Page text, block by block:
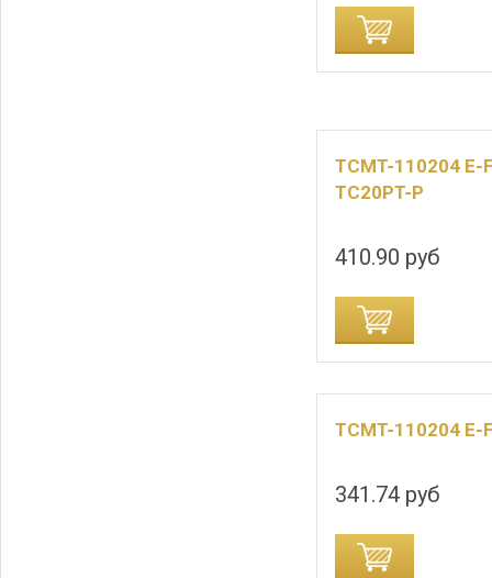
ДОБАВИТЬ
TCMT-110204 E-
TC20PT-P
410.90 руб
ДОБАВИТЬ
TCMT-110204 E-
341.74 руб